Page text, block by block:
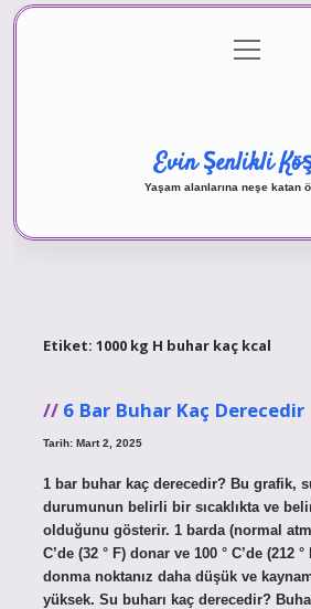
Gizlilik Politikası
menüyü
aç
Evin Şenlikli
Yaşam alanlarına neşe katan
Etiket: 1000 kg H buhar kaç kcal
6 Bar Buhar Kaç Derecedir
Tarih: Mart 2, 2025
1 bar buhar kaç derecedir? Bu grafik,
durumunun belirli bir sıcaklıkta ve
olduğunu gösterir. 1 barda (normal
C’de (32 ° F) donar ve 100 ° C’de (212
donma noktanız daha düşük ve
yüksek. Su buharı kaç derecedir?